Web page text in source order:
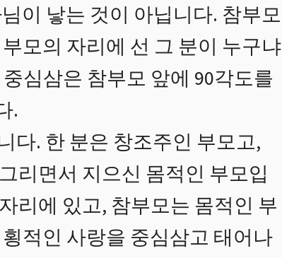
이 낳는 것이 아닙니다. 참부모
모의 자리에 선 그 분이 누구냐
심삼은 참부모 앞에 90각도를
.
다. 한 분은 창조주인 부모고,
리면서 지으신 몸적인 부모입
리에 있고, 참부모는 몸적인 부
적인 사랑을 중심삼고 태어나